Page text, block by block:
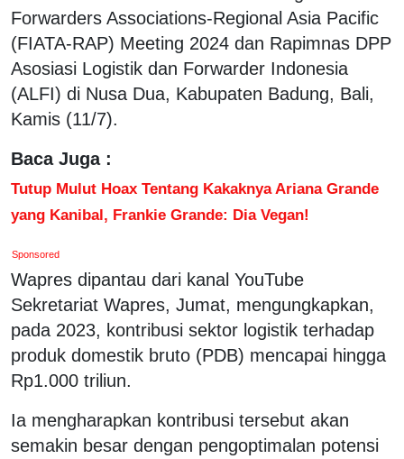
Forwarders Associations-Regional Asia Pacific
(FIATA-RAP) Meeting 2024 dan Rapimnas DPP
Asosiasi Logistik dan Forwarder Indonesia
(ALFI) di Nusa Dua, Kabupaten Badung, Bali,
Kamis (11/7).
Baca Juga :
Tutup Mulut Hoax Tentang Kakaknya Ariana Grande
yang Kanibal, Frankie Grande: Dia Vegan!
Sponsored
Wapres dipantau dari kanal YouTube
Sekretariat Wapres, Jumat, mengungkapkan,
pada 2023, kontribusi sektor logistik terhadap
produk domestik bruto (PDB) mencapai hingga
Rp1.000 triliun.
Ia mengharapkan kontribusi tersebut akan
semakin besar dengan pengoptimalan potensi